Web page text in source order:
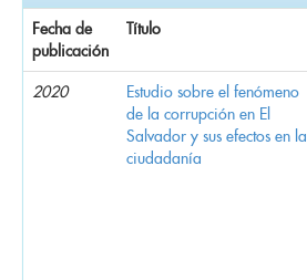
Fecha de
publicación
Título
2020
Estudio sobre el fenómeno
de la corrupción en El
Salvador y sus efectos en la
ciudadanía